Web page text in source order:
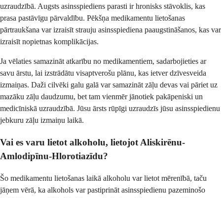
uzraudzībā. Augsts asinsspiediens parasti ir hronisks stāvoklis, kas
prasa pastāvīgu pārvaldību. Pēkšņa medikamentu lietošanas
pārtraukšana var izraisīt strauju asinsspiediena paaugstināšanos, kas var
izraisīt nopietnas komplikācijas.
Ja vēlaties samazināt atkarību no medikamentiem, sadarbojieties ar
savu ārstu, lai izstrādātu visaptverošu plānu, kas ietver dzīvesveida
izmaiņas. Daži cilvēki galu galā var samazināt zāļu devas vai pāriet uz
mazāku zāļu daudzumu, bet tam vienmēr jānotiek pakāpeniski un
medicīniskā uzraudzībā. Jūsu ārsts rūpīgi uzraudzīs jūsu asinsspiedienu
jebkuru zāļu izmaiņu laikā.
Vai es varu lietot alkoholu, lietojot Aliskirēnu-
Amlodipīnu-Hlorotiazīdu?
Šo medikamentu lietošanas laikā alkoholu var lietot mērenībā, taču
jāņem vērā, ka alkohols var pastiprināt asinsspiedienu pazeminošo